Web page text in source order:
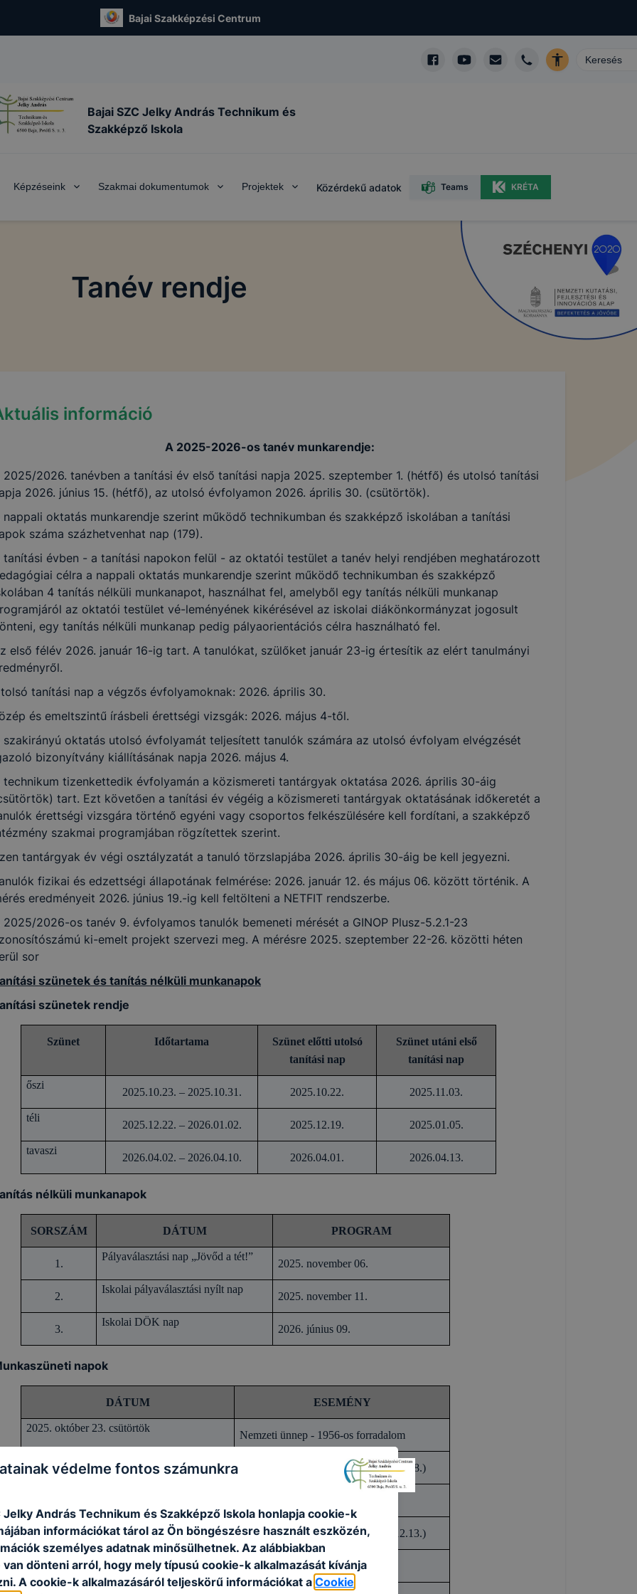
Bajai Szakképzési Centrum
Bajai SZC Jelky András Technikum és
Szakképző Iskola
Képzéseink Szakmai dokumentumok Projektek Közérdekű adatok Teams KRÉTA
Tanév rendje
információ
A 2025-2026-os tanév munkarendje:
2025/2026. tanévben a tanítási év első tanítási napja 2025. szeptember 1. (hétfő) és utolsó tanítási
2026. június 15. (hétfő), az utolsó évfolyamon 2026. április 30. (csütörtök).
nappali oktatás munkarendje szerint működő technikumban és szakképző iskolában a tanítási
száma százhetvenhat nap (179).
tanítási évben - a tanítási napokon felül - az oktatói testület a tanév helyi rendjében meghatározott
célra a nappali oktatás munkarendje szerint működő technikumban és szakképző
4 tanítás nélküli munkanapot, használhat fel, amelyből egy tanítás nélküli munkanap
az oktatói testület vé-leményének kikérésével az iskolai diákönkormányzat jogosult
egy tanítás nélküli munkanap pedig pályaorientációs célra használható fel.
első félév 2026. január 16-ig tart. A tanulókat, szülőket január 23-ig értesítik az elért tanulmányi
tanítási nap a végzős évfolyamoknak: 2026. április 30.
és emeltszintű írásbeli érettségi vizsgák: 2026. május 4-től.
szakirányú oktatás utolsó évfolyamát teljesített tanulók számára az utolsó évfolyam elvégzését
bizonyítvány kiállításának napja 2026. május 4.
technikum tizenkettedik évfolyamán a közismereti tantárgyak oktatása 2026. április 30-áig
tart. Ezt követően a tanítási év végéig a közismereti tantárgyak oktatásának időkeretét a
érettségi vizsgára történő egyéni vagy csoportos felkészülésére kell fordítani, a szakképző
szakmai programjában rögzítettek szerint.
tantárgyak év végi osztályzatát a tanuló törzslapjába 2026. április 30-áig be kell jegyezni.
fizikai és edzettségi állapotának felmérése: 2026. január 12. és május 06. között történik. A
eredményeit 2026. június 19.-ig kell feltölteni a NETFIT rendszerbe.
2025/2026-os tanév 9. évfolyamos tanulók bemeneti mérését a GINOP Plusz-5.2.1-23
ki-emelt projekt szervezi meg. A mérésre 2025. szeptember 22-26. közötti héten
sor
szünetek és tanítás nélküli munkanapok
szünetek rendje
Szünet Időtartama
Szünet előtti utolsó
tanítási nap
Szünet utáni első
tanítási nap
őszi
2025.10.23. – 2025.10.31. 2025.10.22. 2025.11.03.
téli
2025.12.22. – 2026.01.02. 2025.12.19. 2025.01.05.
tavaszi
2026.04.02. – 2026.04.10. 2026.04.01. 2026.04.13.
nélküli munkanapok
SORSZÁM DÁTUM PROGRAM
1.
Pályaválasztási nap „Jövőd a tét!”
2025. november 06.
2.
Iskolai pályaválasztási nyílt nap
2025. november 11.
3.
Iskolai DÖK nap
2026. június 09.
napok
DÁTUM ESEMÉNY
2025. október 23. csütörtök
Nemzeti ünnep - 1956-os forradalom
2025. október 24. péntek
Pihenőnap (áthelyezett munkanap 10.18.)
2025. december 24. szerda
Pihenőnap (áthelyezett munkanap 12.13.)
2024. december 25. csütörtök
Karácsony
2024. december 26. péntek
védelme fontos számunkra
Jelky András Technikum és Szakképző Iskola honlapja cookie-k
információkat tárol az Ön böngészésre használt eszközén,
személyes adatnak minősülhetnek. Az alábbiakban
dönteni arról, hogy mely típusú cookie-k alkalmazását kívánja
A cookie-k alkalmazásáról teljeskörű információkat a Cookie